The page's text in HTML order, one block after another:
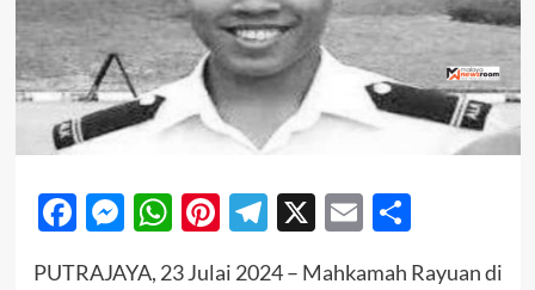
Facebook
Messenger
WhatsApp
Pinterest
Telegram
X EmailShare
PUTRAJAYA, 23 Julai 2024 – Mahkamah Rayuan di